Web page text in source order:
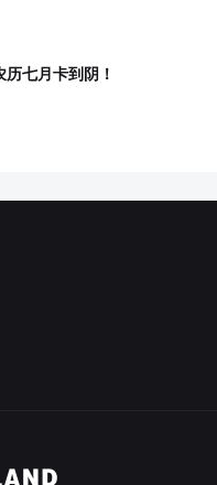
七月卡到阴！